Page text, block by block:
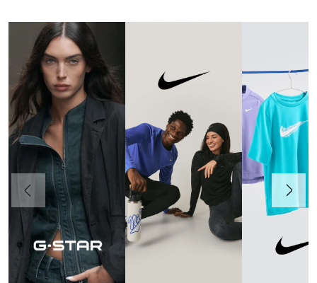
Vorherige Weiter